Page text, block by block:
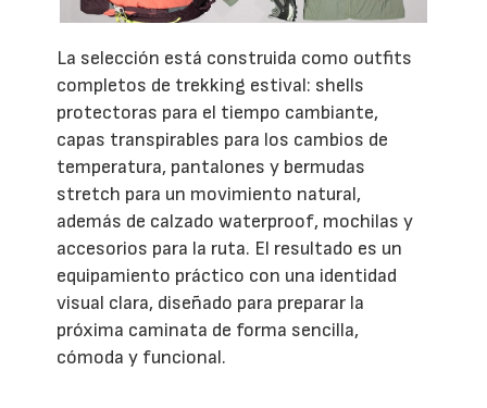
La selección está construida como outfits
completos de trekking estival: shells
protectoras para el tiempo cambiante,
capas transpirables para los cambios de
temperatura, pantalones y bermudas
stretch para un movimiento natural,
además de calzado waterproof, mochilas y
accesorios para la ruta. El resultado es un
equipamiento práctico con una identidad
visual clara, diseñado para preparar la
próxima caminata de forma sencilla,
cómoda y funcional.